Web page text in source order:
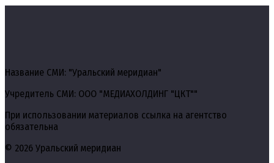
Название СМИ: "Уральский меридиан"
Учредитель СМИ: ООО "МЕДИАХОЛДИНГ "ЦКТ""
При использовании материалов ссылка на агентство
обязательна
© 2026 Уральский меридиан